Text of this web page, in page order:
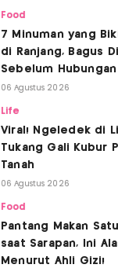
Food
7 Minuman yang
di Ranjang, Bagus
Sebelum
06 Agustus 2026
Life
Viral! Ngeledek di
Tukang Gali Kubur
Tanah
06 Agustus 2026
Food
Pantang Makan
saat Sarapan, Ini
Menurut Ahli Gizi!